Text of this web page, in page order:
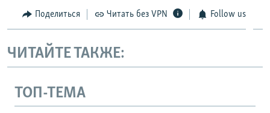
Поделиться Читать без VPN Follow us
ЧИТАЙТЕ ТАКЖЕ:
ТОП-ТЕМА